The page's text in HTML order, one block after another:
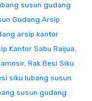
susun gudang
Gudang Arsip
arsip kantor
Kantor Sabu Raijua,
, Rak Besi Siku
siku lubang susun
susun gudang